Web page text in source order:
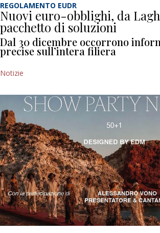
REGOLAMENTO EUDR
Nuovi euro-obblighi, da
pacchetto di soluzioni
Dal 30 dicembre occorrono
precise sull’intera filiera
Notizie